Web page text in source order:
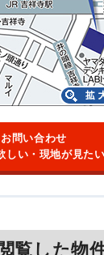
お問い合わせ
しい・現地が見たい
覧した物